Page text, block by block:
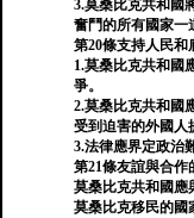
3.莫桑比克共和國
奮鬥的所有國家一
第20條支持人民和
1.莫桑比克共和國
爭。
2.莫桑比克共和國
受到迫害的外國人
3.法律應界定政治
第21條友誼與合作
莫桑比克共和國應
莫桑比克移民的國